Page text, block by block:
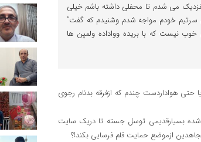
می شدم تا محفلی داشته باشم خیلی
سرتیم خودم مواجه شدم وشنیدم که گفت”
نیست که با بریده وواداده ولمپن ها
هواداردست چندم که ازفرقه بدنام رجوی
بسیارقدیمی توسل جسته تا دریک سایت
ازموضع حمایت قلم فرسایی بکند!؟